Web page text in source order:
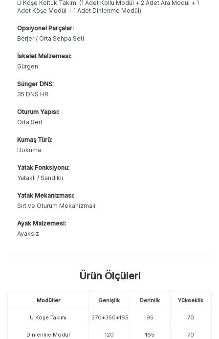
U Köşe Koltuk Takımı (1 Adet Kollu Modül + 2 Adet Ara Modül + 1
Adet Köşe Modül + 1 Adet Dinlenme Modül)
Opsiyonel Parçalar:
Berjer / Orta Sehpa Seti
İskelet Malzemesi:
Gürgen
Sünger DNS:
35 DNS HR
Oturum Yapısı:
Orta Sert
Kumaş Türü:
Dokuma
Yatak Fonksiyonu:
Yataklı / Sandıklı
Yatak Mekanizması:
Sırt ve Oturum Mekanizmalı
Ayak Malzemesi:
Ayaksız
Ürün Ölçüleri
Modüller Genişlik Derinlik Yükseklik
U Köşe Takımı 370*350*165 95 70
Dinlenme Modül 120 165 70